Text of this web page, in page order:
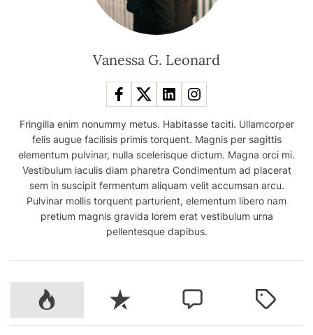
Vanessa G. Leonard
Fringilla enim nonummy metus. Habitasse taciti. Ullamcorper
felis augue facilisis primis torquent. Magnis per sagittis
elementum pulvinar, nulla scelerisque dictum. Magna orci mi.
Vestibulum iaculis diam pharetra Condimentum ad placerat
sem in suscipit fermentum aliquam velit accumsan arcu.
Pulvinar mollis torquent parturient, elementum libero nam
pretium magnis gravida lorem erat vestibulum urna
pellentesque dapibus.
P
o
p
R
e
c
C
o
m
T
g